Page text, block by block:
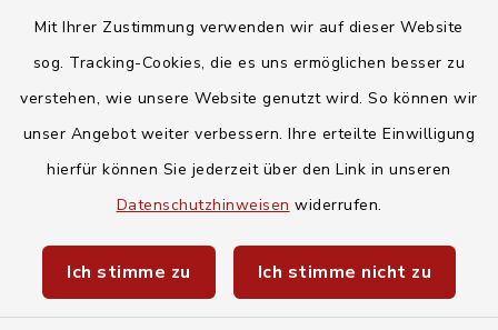
Mit Ihrer Zustimmung verwenden wir auf dieser Website
sog. Tracking-Cookies, die es uns ermöglichen besser zu
verstehen, wie unsere Website genutzt wird. So können wir
unser Angebot weiter verbessern. Ihre erteilte Einwilligung
hierfür können Sie jederzeit über den Link in unseren
Datenschutzhinweisen widerrufen.
Ich stimme zu Ich stimme nicht zu
Landratsamt Regensburg
Energiemonitor
Baby- und Kindersitterdienst
Unwetterwarnungen des Deutschen
Wetterdiensts